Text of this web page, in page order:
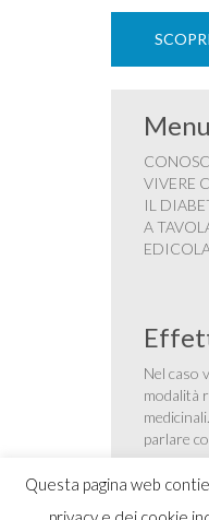
Questa pagina web
Menu
VIVERE
IL
A
Nel caso
modalità
medicinali
parlare